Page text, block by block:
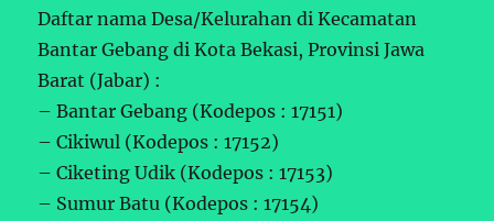
Daftar nama Desa/Kelurahan di Kecamatan
Bantar Gebang di Kota Bekasi, Provinsi Jawa
Barat (Jabar) :
– Bantar Gebang (Kodepos : 17151)
– Cikiwul (Kodepos : 17152)
– Ciketing Udik (Kodepos : 17153)
– Sumur Batu (Kodepos : 17154)